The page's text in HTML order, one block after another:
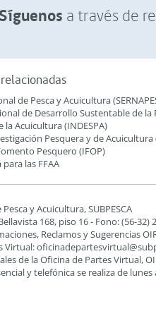
Síguenos a través de
de Pesca y Acuicultura
de Desarrollo Sustentable de la
la Acuicultura (INDESPA)
Pesquera y de Acuicultura
Pesquero (IFOP)
las FFAA
y Acuicultura, SUBPESCA
168, piso 16 - Fono: (56-32)
Reclamos y Sugerencias
Virtual:
de la Oficina de Partes Virtual,
y telefónica se realiza de lunes